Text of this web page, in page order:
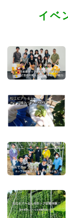
イベ